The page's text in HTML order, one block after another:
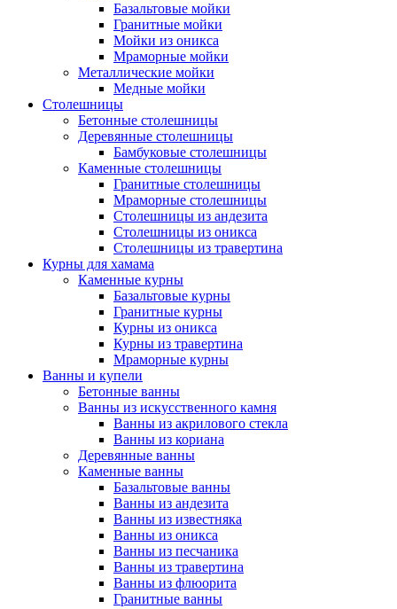
Базальтовые мойки
Гранитные мойки
Мойки из оникса
Мраморные мойки
Металлические мойки
Медные мойки
Столешницы
Бетонные столешницы
Деревянные столешницы
Бамбуковые столешницы
Каменные столешницы
Гранитные столешницы
Мраморные столешницы
Столешницы из андезита
Столешницы из оникса
Столешницы из травертина
Курны для хамама
Каменные курны
Базальтовые курны
Гранитные курны
Курны из оникса
Курны из травертина
Мраморные курны
Ванны и купели
Бетонные ванны
Ванны из искусственного камня
Ванны из акрилового стекла
Ванны из кориана
Деревянные ванны
Каменные ванны
Базальтовые ванны
Ванны из андезита
Ванны из известняка
Ванны из оникса
Ванны из песчаника
Ванны из травертина
Ванны из флюорита
Гранитные ванны